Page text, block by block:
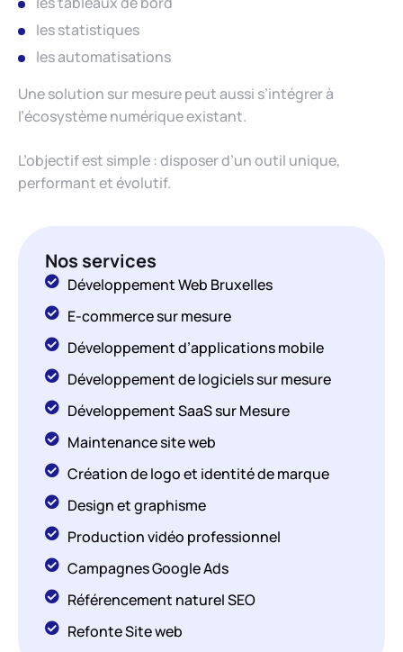
les statistiques
les automatisations
Une solution sur mesure peut aussi s’intégrer à
l’écosystème numérique existant.
L’objectif est simple : disposer d’un outil unique,
performant et évolutif.
Nos services
Développement Web Bruxelles
E-commerce sur mesure
Développement d’applications mobile
Développement de logiciels sur mesure
Développement SaaS sur Mesure
Maintenance site web
Création de logo et identité de marque
Design et graphisme
Production vidéo professionnel
Campagnes Google Ads
Référencement naturel SEO
Refonte Site web